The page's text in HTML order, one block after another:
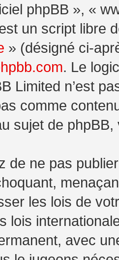
phpBB », «
un script libre
» (désigné ci-
. Le
Limited n’est
comme
sujet de
de ne pas
les lois de
lois
avec